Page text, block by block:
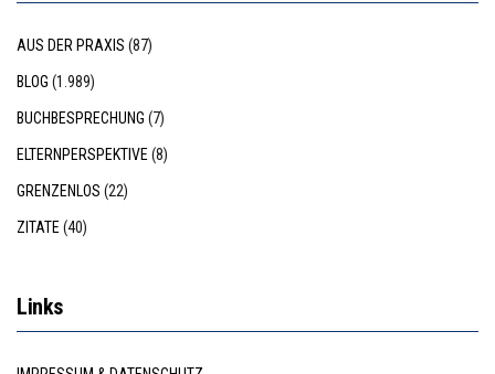
AUS DER PRAXIS (87)
BLOG (1.989)
BUCHBESPRECHUNG (7)
ELTERNPERSPEKTIVE (8)
GRENZENLOS (22)
ZITATE (40)
Links